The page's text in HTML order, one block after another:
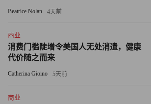
们》（When They See Us）的收看需求分
147%。
这种兴趣也反映在其他媒介上，因为无数
反种族主义者》（How to Be an Antiracist
Beatrice Nolan 4天前
商业
消费门槛陡增令美国人无处消遣，健康
代价随之而来
Catherina Gioino 5天前
商业